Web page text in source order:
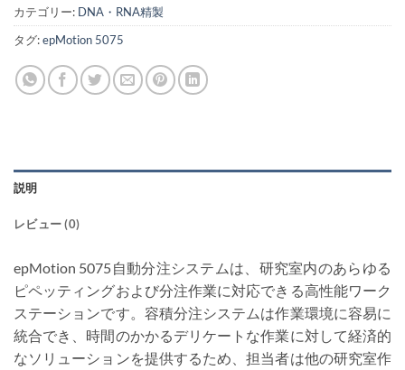
カテゴリー: DNA・RNA精製
タグ:epMotion 5075
説明
レビュー (0)
epMotion 5075自動分注システムは、研究室内のあらゆる
ピペッティングおよび分注作業に対応できる高性能ワーク
ステーションです。容積分注システムは作業環境に容易に
統合でき、時間のかかるデリケートな作業に対して経済的
なソリューションを提供するため、担当者は他の研究室作